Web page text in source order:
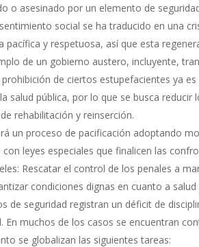
o asesinado por un elemento de
social se ha traducido en una
pacífica y respetuosa, así que esta
de un gobierno austero, incluyente,
de ciertos estupefacientes ya
salud pública, por lo que se busca reducir
rehabilitación y reinserción.
un proceso de pacificación adoptando
leyes especiales que finalicen las
Rescatar el control de los penales a
condiciones dignas en cuanto a
de seguridad registran un déficit de
En muchos de los casos se encuentran
se globalizan las siguientes tareas: